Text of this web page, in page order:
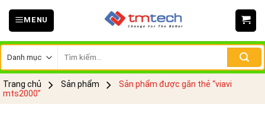
Skip
MENU
kiếm:
Trang chủ Sản phẩm
Sản phẩm được gắn thẻ “viavi
mts2000”